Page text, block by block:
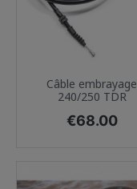
Câble embrayage
240/250 TDR
Price
€68.00